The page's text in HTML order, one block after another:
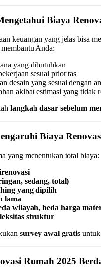
Biaya
keuangan yang jelas bisa
Anda:
yang dibutuhkan
sesuai prioritas
desain yang sesuai dengan
akibat estimasi yang tidak
langkah dasar sebelum
Biaya
yang menentukan total biaya:
sedang, total)
yang dipilih
lama
wilayah, beda harga
struktur
survey awal gratis
Rumah 2025